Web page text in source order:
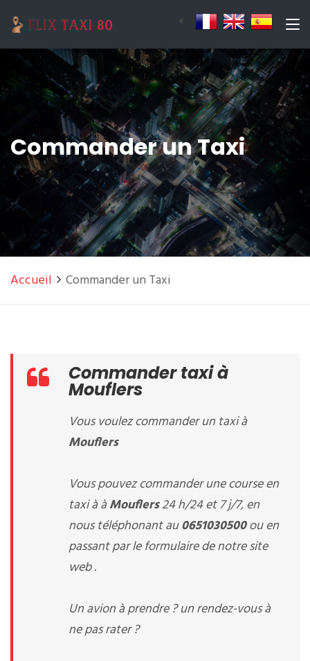
Commander un Taxi
Accueil Commander un Taxi
Commander taxi à
Mouflers
Vous voulez commander un taxi à
Mouflers
Vous pouvez commander une course en
taxi à àMouflers24 h/24 et 7 j/7, en
nous téléphonant au0651030500ou en
passant par le formulaire de notre site
web .
Un avion à prendre ? un rendez-vous à
ne pas rater ?